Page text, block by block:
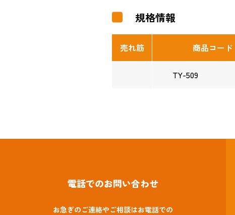
規格情報
売れ筋 商品コード
TY-509
電話でのお問い合わせ
お急ぎのご連絡やご相談はお電話での